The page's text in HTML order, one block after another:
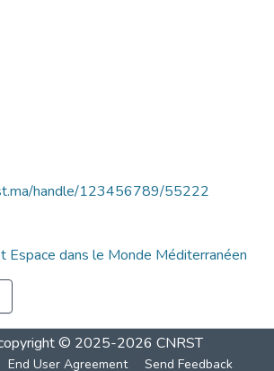
handle/123456789/55222
Espace dans le Monde Méditerranéen
© 2025-2026 CNRST
End User Agreement Send Feedback